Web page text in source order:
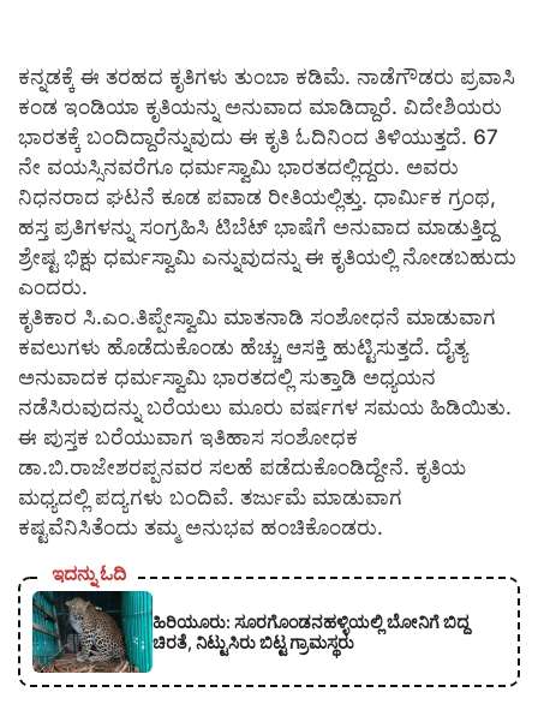
ಕನ್ನಡಕ್ಕೆ ಈ ತರಹದ ಕೃತಿಗಳು ತುಂಬಾ ಕಡಿಮೆ. ನಾಡೆಗೌಡರು ಪ್ರವಾಸಿ
ಕಂಡ ಇಂಡಿಯಾ ಕೃತಿಯನ್ನು ಅನುವಾದ ಮಾಡಿದ್ದಾರೆ. ವಿದೇಶಿಯರು
ಭಾರತಕ್ಕೆ ಬಂದಿದ್ದಾರೆನ್ನುವುದು ಈ ಕೃತಿ ಓದಿನಿಂದ ತಿಳಿಯುತ್ತದೆ. 67
ನೇ ವಯಸ್ಸಿನವರೆಗೂ ಧರ್ಮಸ್ವಾಮಿ ಭಾರತದಲ್ಲಿದ್ದರು. ಅವರು
ನಿಧನರಾದ ಘಟನೆ ಕೂಡ ಪವಾಡ ರೀತಿಯಲ್ಲಿತ್ತು. ಧಾರ್ಮಿಕ ಗ್ರಂಥ,
ಹಸ್ತ ಪ್ರತಿಗಳನ್ನು ಸಂಗ್ರಹಿಸಿ ಟಿಬೆಟ್ ಭಾಷೆಗೆ ಅನುವಾದ ಮಾಡುತ್ತಿದ್ದ
ಶ್ರೇಷ್ಟ ಭಿಕ್ಷು ಧರ್ಮಸ್ವಾಮಿ ಎನ್ನುವುದನ್ನು ಈ ಕೃತಿಯಲ್ಲಿ ನೋಡಬಹುದು
ಎಂದರು.
ಕೃತಿಕಾರ ಸಿ.ಎಂ.ತಿಪ್ಪೇಸ್ವಾಮಿ ಮಾತನಾಡಿ ಸಂಶೋಧನೆ ಮಾಡುವಾಗ
ಕವಲುಗಳು ಹೊಡೆದುಕೊಂಡು ಹೆಚ್ಚು ಆಸಕ್ತಿ ಹುಟ್ಟಿಸುತ್ತದೆ. ದೈತ್ಯ
ಅನುವಾದಕ ಧರ್ಮಸ್ವಾಮಿ ಭಾರತದಲ್ಲಿ ಸುತ್ತಾಡಿ ಅಧ್ಯಯನ
ನಡೆಸಿರುವುದನ್ನು ಬರೆಯಲು ಮೂರು ವರ್ಷಗಳ ಸಮಯ ಹಿಡಿಯಿತು.
ಈ ಪುಸ್ತಕ ಬರೆಯುವಾಗ ಇತಿಹಾಸ ಸಂಶೋಧಕ
ಡಾ.ಬಿ.ರಾಜೇಶರಪ್ಪನವರ ಸಲಹೆ ಪಡೆದುಕೊಂಡಿದ್ದೇನೆ. ಕೃತಿಯ
ಮಧ್ಯದಲ್ಲಿ ಪದ್ಯಗಳು ಬಂದಿವೆ. ತರ್ಜುಮೆ ಮಾಡುವಾಗ
ಕಷ್ಟವೆನಿಸಿತೆಂದು ತಮ್ಮ ಅನುಭವ ಹಂಚಿಕೊಂಡರು.
ಇದನ್ನು ಓದಿ
ಹಿರಿಯೂರು: ಸೂರಗೊಂಡನಹಳ್ಳಿಯಲ್ಲಿ ಬೋನಿಗೆ ಬಿದ್ದ
ಚಿರತೆ, ನಿಟ್ಟುಸಿರು ಬಿಟ್ಟ ಗ್ರಾಮಸ್ಥರು